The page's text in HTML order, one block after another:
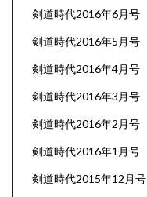
剣道時代2016年6月号
剣道時代2016年5月号
剣道時代2016年4月号
剣道時代2016年3月号
剣道時代2016年2月号
剣道時代2016年1月号
剣道時代2015年12月号